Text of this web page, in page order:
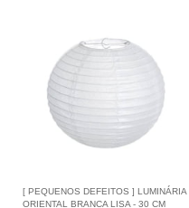
[ PEQUENOS DEFEITOS ] LUMINÁRIA
ORIENTAL BRANCA LISA - 30 CM